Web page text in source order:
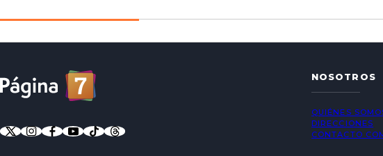
NOSOTROS
QUIÉNES
DIRECCIONES
CONTACTO